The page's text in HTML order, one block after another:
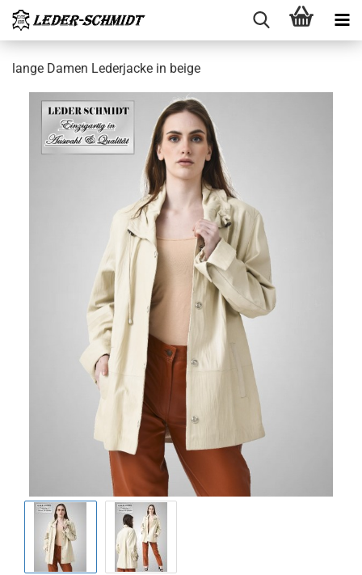
lange Damen Le­der­ja­cke in beige